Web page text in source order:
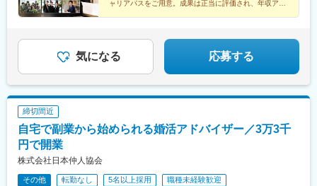
ディングプランナーが一貫してプロデュースするのが同社の魅力
です。
る企業風土があり、長期的に様々なキャリアの挑戦が可能です。
変更の範囲：会社の定める業務
い。https://www.tgn.co.jp/hall/
西横浜駅、茅ケ崎駅、国際センター駅、久屋大通駅、沼津駅、り
んくう常滑駅、谷町四丁目駅、長堀橋駅、大阪梅田駅(阪急線)、三
駅、福山駅、乃木坂駅、中目黒駅、渋谷駅、原宿駅、馬車道駅、
市役所前駅(千葉県)、平和通駅、あおば通駅、渡辺橋駅、沖松島
府)、四条駅(京都市営)、仙台駅(地下鉄)、淀屋橋駅、神戸三宮駅
(阪神)、ロープウェイ入口駅、二本木口駅、天王町駅、近鉄名古屋
駅、丸の内駅(愛知県)、心斎橋駅、中津駅(地下鉄)、三宮駅(神戸市
営)、五条駅(京都市営)
ャリアパスをご用意。成果は正当に評価され、年収アッ
気になる 応募する
締切間近
自宅で副業から始められる婚活アドバイザー／3万3千
円で開業
株式会社日本仲人協会
その他 転勤なし 5名以上採用
職種未経験歓迎